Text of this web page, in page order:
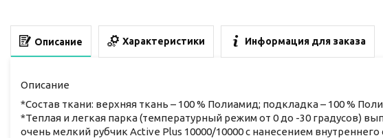
Описание Характеристики Информация для заказа
Описание
*Состав ткани: верхняя ткань – 100 % Полиамид; подкладка – 100 %
*Теплая и легкая парка (температурный режим от 0 до -30 градусов)
очень мелкий рубчик Active Plus 10000/10000 с нанесением